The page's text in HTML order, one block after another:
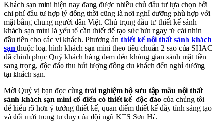
Khách sạn mini hiện nay đang được nhiều chủ đầu tư lựa chọn bởi
chi phí đầu tư hợp lý đồng thời cũng là nơi nghỉ dưỡng phù hợp với
mặt bằng chung người dân Việt. Chú trọng đầu tư thiết kế sảnh
khách sạn mini là yếu tố cần thiết để tạo sức hút ngay từ cái nhìn
đầu tiên cho các vị khách. Phương án thiết kế nội thất sảnh khách
sạn thuộc loại hình khách sạn mini theo tiêu chuẩn 2 sao của SHAC
đã chinh phục Quý khách hàng đem đến không gian sảnh mặt tiền
sang trọng, độc đáo thu hút lượng đông du khách đến nghỉ dưỡng
tại khách sạn.
Mời Quý vị bạn đọc cùng trải nghiệm bộ sưu tập mẫu nội thất
sảnh khách sạn mini cổ điển có thiết kế độc đáo của chúng tôi
để hiểu rõ hơn ý tưởng thiết kế, quan điểm thiết kế đầy tính sáng tạo
và đổi mới trong tư duy của đội ngũ KTS Sơn Hà.